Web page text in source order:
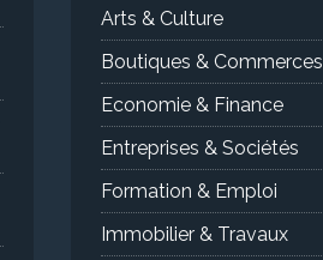
Arts & Culture
Boutiques & Commerces
Economie & Finance
Entreprises & Sociétés
Formation & Emploi
Immobilier & Travaux